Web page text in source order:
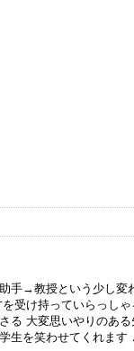
手→教授という少し変
受け持っていらっし
る 大変思いやりのあ
生を笑わせてくれます